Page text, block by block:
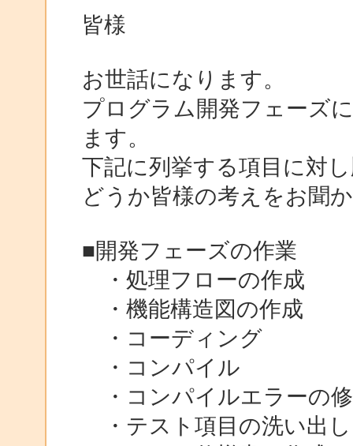
皆様
お世話になります。
プログラム開発フェーズ
ます。
下記に列挙する項目に対
どうか皆様の考えをお聞
■開発フェーズの作業
・処理フローの作成
・機能構造図の作成
・コーディング
・コンパイル
・コンパイルエラーの
・テスト項目の洗い出し